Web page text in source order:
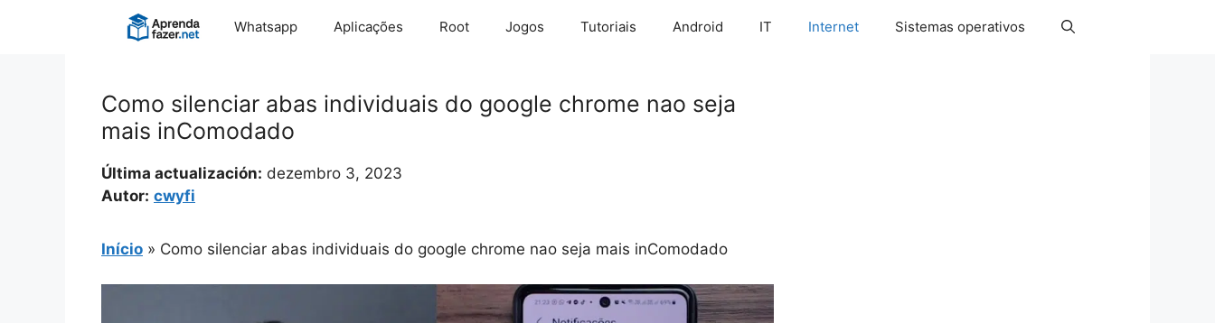
Whatsapp Aplicações Root Jogos Tutoriais Android IT Internet Sistemas operativos
Como silenciar abas individuais do google chrome nao seja
mais inComodado
Última actualización: dezembro 3, 2023
Autor: cwyfi
Início » Como silenciar abas individuais do google chrome nao seja mais inComodado